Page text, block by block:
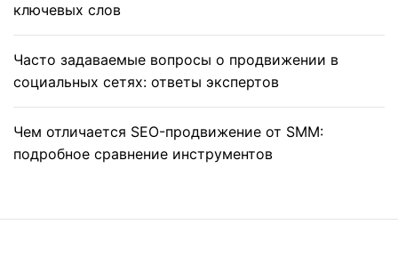
ключевых слов
Часто задаваемые вопросы о продвижении в
социальных сетях: ответы экспертов
Чем отличается SEO-продвижение от SMM:
подробное сравнение инструментов